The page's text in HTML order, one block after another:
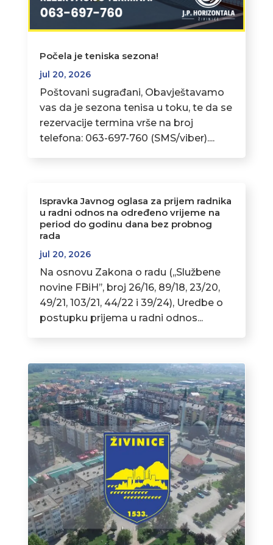
Počela je teniska sezona!
jul 20, 2026
Poštovani sugrađani, Obavještavamo
vas da je sezona tenisa u toku, te da se
rezervacije termina vrše na broj
telefona: 063-697-760 (SMS/viber)....
Ispravka Javnog oglasa za prijem radnika
u radni odnos na određeno vrijeme na
period do godinu dana bez probnog
rada
jul 20, 2026
Na osnovu Zakona o radu (,,Službene
novine FBiH’’, broj 26/16, 89/18, 23/20,
49/21, 103/21, 44/22 i 39/24), Uredbe o
postupku prijema u radni odnos...